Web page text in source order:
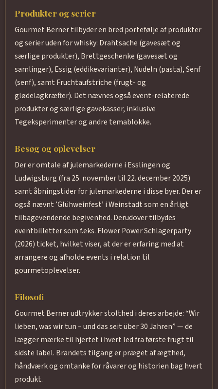
Produkter og serier
Gourmet Berner tilbyder en bred portefølje af produkter
og serier uden for whisky: Drahtsache (gavesæt og
særlige produkter), Brettgeschenke (gavesæt og
samlinger), Essig (eddikevarianter), Nudeln (pasta), Senf
(senf), samt Fruchtaufstriche (frugt- og
glødelagkræfter). Det nævnes også event-relaterede
produkter og særlige gavekasser, inklusive
Tegeksperimenter og andre temablokke.
Besøg og oplevelser
Der er omtale af julemarkederne i Esslingen og
Ludwigsburg (fra 25. november til 22. december 2025)
samt åbningstider for julemarkederne i disse byer. Der er
også nævnt ’Glühweinfest’ i Weinstadt som en årligt
tilbagevendende begivenhed. Derudover tilbydes
eventbilletter som f.eks. Flower Power Schlagerparty
(2026) ticket, hvilket viser, at der er erfaring med at
arrangere og afholde events i relation til
gourmetoplevelser.
Filosofi
Gourmet Berner udtrykker stolthed i deres arbejde: “Wir
lieben, was wir tun – und das seit über 30 Jahren” — de
lægger mærke til hjertet i hvert led fra første frugt til
sidste label. Brandets tilgang er præget af ægthed,
håndværk og omtanke for råvarer og historien bag hvert
produkt.